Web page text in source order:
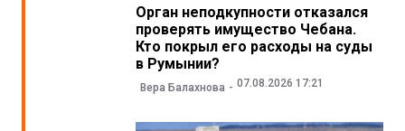
Орган неподкупности отказался
проверять имущество Чебана.
Кто покрыл его расходы на суды
в Румынии?
Вера Балахнова 07.08.2026 17:21